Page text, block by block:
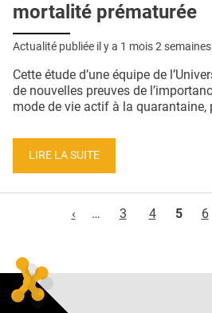
mortalité prématurée
Actualité publiée il y a 1 mois 2 semaines
Cette étude d’une équipe de
de nouvelles preuves de
mode de vie actif à la quarantaine,
LIRE LA SUITE
‹
… 3 4 5 6